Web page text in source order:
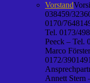
Vorstand
038459/
0170/
Tel. 0173/
Peeck – Tel.
Marco
0172/
Annett Stern